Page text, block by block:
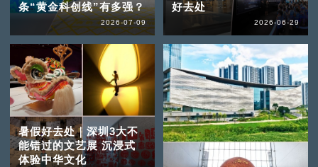
条“黄金科创线”有多强？
2026-07-09
好去处
2026-06-29
暑假好去处｜深圳3大不
能错过的文艺展 沉浸式
体验中华文化